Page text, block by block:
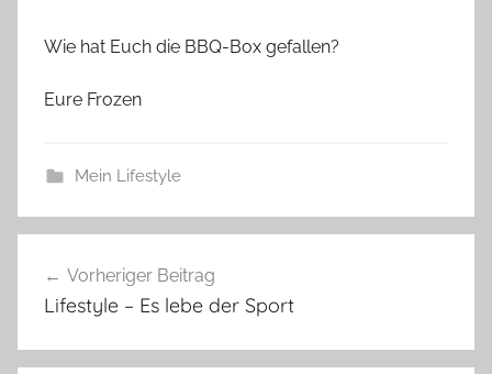
Wie hat Euch die BBQ-Box gefallen?
Eure Frozen
Mein Lifestyle
Vorheriger Beitrag
Lifestyle – Es lebe der Sport